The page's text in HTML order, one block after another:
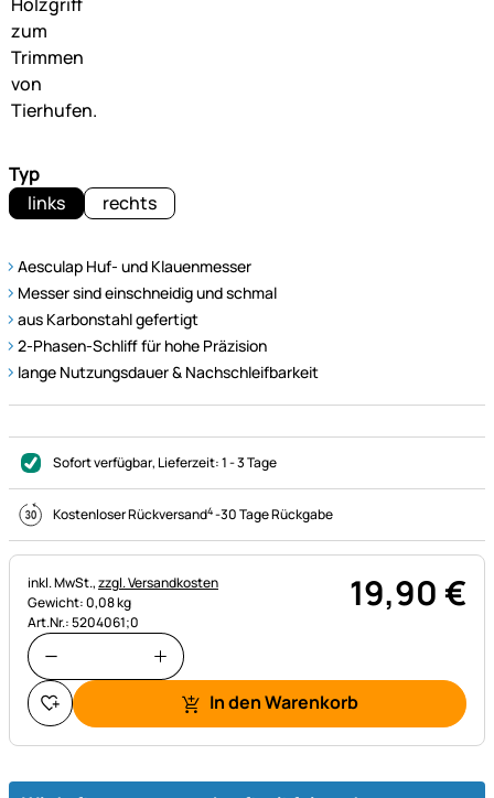
Typ
links
rechts
Aesculap Huf- und Klauenmesser
Messer sind einschneidig und schmal
aus Karbonstahl gefertigt
2-Phasen-Schliff für hohe Präzision
lange Nutzungsdauer & Nachschleifbarkeit
Sofort verfügbar, Lieferzeit:1 - 3 Tage
Kostenloser Rückversand4-30 Tage Rückgabe
Steuerhinweis:
inkl. MwSt.,zzgl. Versandkosten
Gewicht: 0,08 kg
Art.Nr.: 5204061;0
19,90€
In den Warenkorb